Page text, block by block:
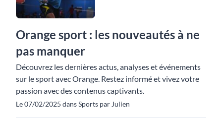
Orange sport : les nouveautés à ne
pas manquer
Découvrez les dernières actus, analyses et événements
sur le sport avec Orange. Restez informé et vivez votre
passion avec des contenus captivants.
Le 07/02/2025 dans Sports par Julien